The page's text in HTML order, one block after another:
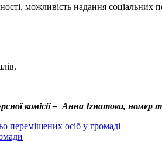
можливість надання соціальних
комісії – Анна Ігнатова, номер
переміщених осіб у громаді